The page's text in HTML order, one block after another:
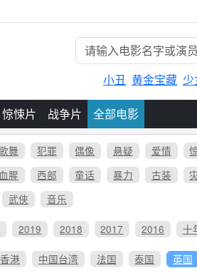
小丑 黄金宝藏
惊悚片 战争片 全部电影
舞 犯罪 偶像 悬疑 爱情
血腥 西部 童话 暴力 古装
武侠 音乐
2019 2018 2017 2016 十
港 中国台湾 法国 泰国 英国